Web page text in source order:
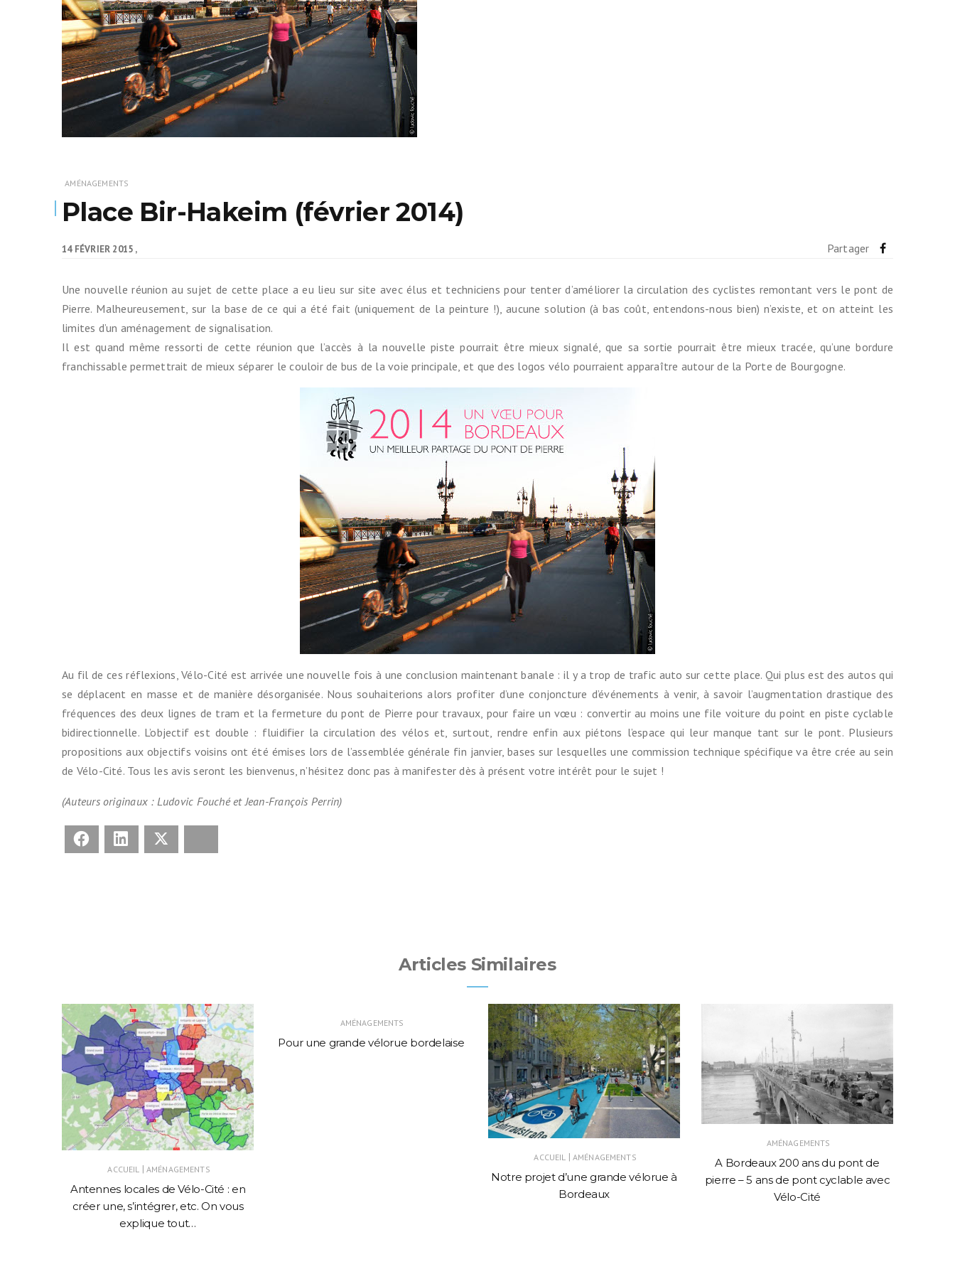
Assemblée Générale du 31
mars 2026, au Marché des
Douves, Bordeaux
Nos partenaires
Statuts et rapports d’activité
Vélo pratique
Conseils aux cyclistes
Louer ou emprunter un vélo
Indemnité kilométrique vélo
(IKV)
Prendre le train avec son vélo
Cartes & Plans
Liste des vélocistes
partenaires
Entretenir son vélo
Se balader
Ils nous soutiennent
Analyse de campagne
Bilan d’étape du Plaidoyer
2020>2025
Pour signaler un problème : la
cyclofiche !
AMÉNAGEMENTS
Place Bir-Hakeim (février 2014)
14 FÉVRIER 2015 Partager
Une nouvelle réunion au sujet de cette place a eu lieu sur site avec élus et techniciens pour tenter d’améliorer la circulation des cyclistes remontant vers le pont de
Pierre. Malheureusement, sur la base de ce qui a été fait (uniquement de la peinture !), aucune solution (à bas coût, entendons-nous bien) n’existe, et on atteint les
limites d’un aménagement de signalisation.
Il est quand même ressorti de cette réunion que l’accès à la nouvelle piste pourrait être mieux signalé, que sa sortie pourrait être mieux tracée, qu’une bordure
franchissable permettrait de mieux séparer le couloir de bus de la voie principale, et que des logos vélo pourraient apparaître autour de la Porte de Bourgogne.
Au fil de ces réflexions, Vélo-Cité est arrivée une nouvelle fois à une conclusion maintenant banale : il y a trop de trafic auto sur cette place. Qui plus est des autos qui
se déplacent en masse et de manière désorganisée. Nous souhaiterions alors profiter d’une conjoncture d’événements à venir, à savoir l’augmentation drastique des
fréquences des deux lignes de tram et la fermeture du pont de Pierre pour travaux, pour faire un vœu : convertir au moins une file voiture du point en piste cyclable
bidirectionnelle. L’objectif est double : fluidifier la circulation des vélos et, surtout, rendre enfin aux piétons l’espace qui leur manque tant sur le pont. Plusieurs
propositions aux objectifs voisins ont été émises lors de l’assemblée générale fin janvier, bases sur lesquelles une commission technique spécifique va être crée au sein
de Vélo-Cité. Tous les avis seront les bienvenus, n’hésitez donc pas à manifester dès à présent votre intérêt pour le sujet !
(Auteurs originaux : Ludovic Fouché et Jean-François Perrin)
Facebook LinkedIn
Articles Similaires
ACCUEIL | AMÉNAGEMENTS
Antennes locales de Vélo-Cité : en
créer une, s’intégrer, etc. On vous
explique tout…
AMÉNAGEMENTS
Pour une grande vélorue bordelaise
ACCUEIL | AMÉNAGEMENTS
Notre projet d’une grande vélorue à
Bordeaux
AMÉNAGEMENTS
A Bordeaux 200 ans du pont de
pierre – 5 ans de pont cyclable avec
Vélo-Cité